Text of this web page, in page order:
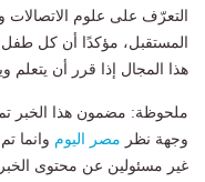
التعرّف على علوم الاتصالات
المستقبل، مؤكدًا أن كل
هذا المجال إذا قرر أن يتعلم
ملحوظة: مضمون هذا الخبر
وجهة نظر مصر اليوم وانما
غير مسئولين عن محتوى